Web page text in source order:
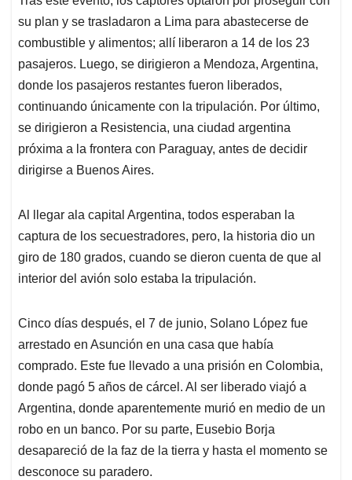
su plan y se trasladaron a Lima para abastecerse de
combustible y alimentos; allí liberaron a 14 de los 23
pasajeros. Luego, se dirigieron a Mendoza, Argentina,
donde los pasajeros restantes fueron liberados,
continuando únicamente con la tripulación. Por último,
se dirigieron a Resistencia, una ciudad argentina
próxima a la frontera con Paraguay, antes de decidir
dirigirse a Buenos Aires.
Al llegar ala capital Argentina, todos esperaban la
captura de los secuestradores, pero, la historia dio un
giro de 180 grados, cuando se dieron cuenta de que al
interior del avión solo estaba la tripulación.
Cinco días después, el 7 de junio, Solano López fue
arrestado en Asunción en una casa que había
comprado. Este fue llevado a una prisión en Colombia,
donde pagó 5 años de cárcel. Al ser liberado viajó a
Argentina, donde aparentemente murió en medio de un
robo en un banco. Por su parte, Eusebio Borja
desapareció de la faz de la tierra y hasta el momento se
desconoce su paradero.